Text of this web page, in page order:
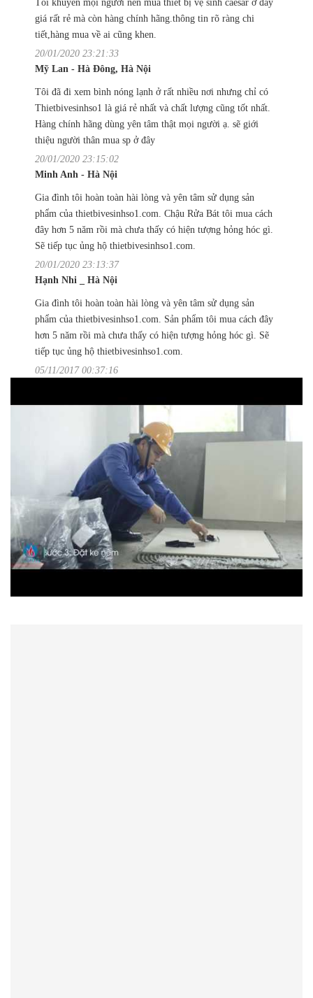
Tôi khuyên mọi người nên mua thiết bị vệ sinh caesar ở đây
giá rất rẻ mà còn hàng chính hãng.thông tin rõ ràng chi
tiết,hàng mua về ai cũng khen.
20/01/2020 23:21:33
Mỹ Lan - Hà Đông, Hà Nội
Tôi đã đi xem bình nóng lạnh ở rất nhiều nơi nhưng chỉ có
Thietbivesinhso1 là giá rẻ nhất và chất lượng cũng tốt nhất.
Hàng chính hãng dùng yên tâm thật mọi người ạ. sẽ giới
thiệu người thân mua sp ở đây
20/01/2020 23:15:02
Minh Anh - Hà Nội
Gia đình tôi hoàn toàn hài lòng và yên tâm sử dụng sản
phẩm của thietbivesinhso1.com. Chậu Rửa Bát tôi mua cách
đây hơn 5 năm rồi mà chưa thấy có hiện tượng hỏng hóc gì.
Sẽ tiếp tục ủng hộ thietbivesinhso1.com.
20/01/2020 23:13:37
Hạnh Nhi _ Hà Nội
Gia đình tôi hoàn toàn hài lòng và yên tâm sử dụng sản
phẩm của thietbivesinhso1.com. Sản phẩm tôi mua cách đây
hơn 5 năm rồi mà chưa thấy có hiện tượng hỏng hóc gì. Sẽ
tiếp tục ủng hộ thietbivesinhso1.com.
05/11/2017 00:37:16